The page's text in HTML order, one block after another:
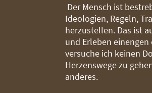
Der Mensch ist
Ideologien, Regeln,
herzustellen. Das ist
und Erleben
versuche ich keinen
Herzenswege zu
anderes.